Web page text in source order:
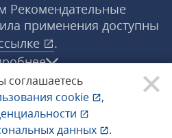
соглашаетесь
cookie
,
данных
.
Рекомендательные
применения доступны
.
®. Все права